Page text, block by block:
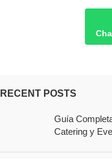
RECENT POSTS
Guía
Catering y